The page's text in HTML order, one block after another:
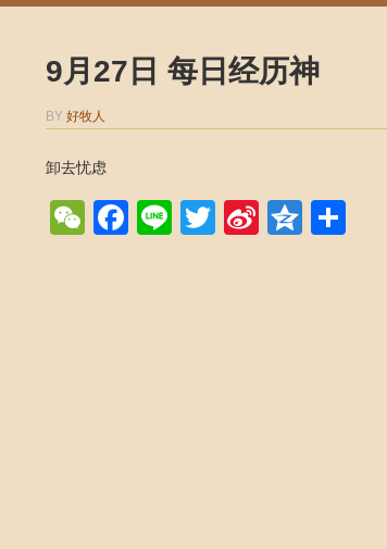
9月27日 每日经历神
BY 好牧人
卸去忧虑
WeChat
Facebook
LineTwitterSinaQzone